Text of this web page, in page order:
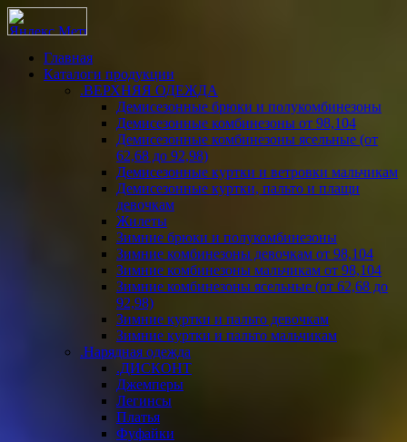
Главная
Каталоги продукции
.ВЕРХНЯЯ ОДЕЖДА
Демисезонные брюки и полукомбинезоны
Демисезонные комбинезоны от 98,104
Демисезонные комбинезоны ясельные (от
62,68 до 92,98)
Демисезонные куртки и ветровки мальчикам
Демисезонные куртки, пальто и плащи
девочкам
Жилеты
Зимние брюки и полукомбинезоны
Зимние комбинезоны девочкам от 98,104
Зимние комбинезоны мальчикам от 98,104
Зимние комбинезоны ясельные (от 62,68 до
92,98)
Зимние куртки и пальто девочкам
Зимние куртки и пальто мальчикам
.Нарядная одежда
.ДИСКОНТ
Джемперы
Легинсы
Платья
Фуфайки